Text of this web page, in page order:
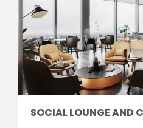
SOCIAL LOUNGE AND